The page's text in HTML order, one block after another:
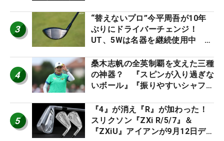
3
“替えないプロ”今平周吾が10年
ぶりにドライバーチェンジ！
UT、5Wは名器を継続使用中 #
4
桑木志帆の全英制覇を支えた三種
の神器？ 『スピンが入り過ぎな
いボール』『振りやすいシャフ
ー』 #女子プロセッティング
5
『4』が消え『R』が加わった！
スリクソン『ZXi R/5/7』＆
『ZXiU』アイアンが9月12日デ